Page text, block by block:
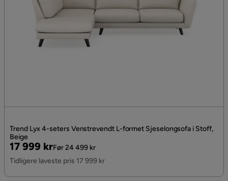
Trend Lyx 4-seters Venstrevendt L-formet Sjeselongsofa i Stoff,
Beige
Pris
17 999 kr
Original
Pris
Før 24 499 kr
Tidligere laveste pris 17 999 kr